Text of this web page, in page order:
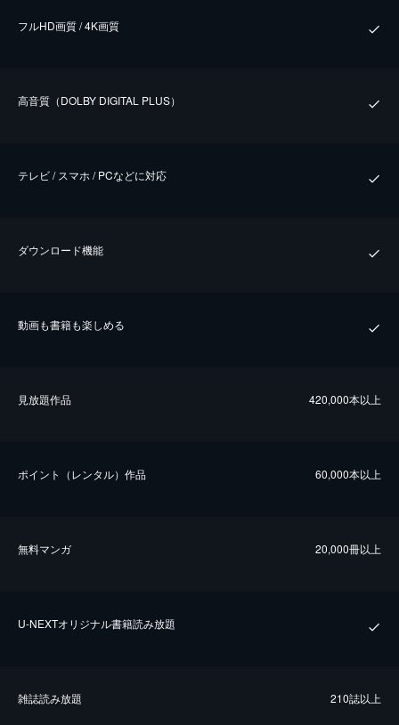
フルHD画質 / 4K画質
⾼⾳質（DOLBY DIGITAL PLUS）
テレビ / スマホ / PCなどに対応
ダウンロード機能
動画も書籍も楽しめる
⾒放題作品 420,000本以上
ポイント（レンタル）作品 60,000本以上
無料マンガ 20,000冊以上
U-NEXTオリジナル書籍読み放題
雑誌読み放題 210誌以上